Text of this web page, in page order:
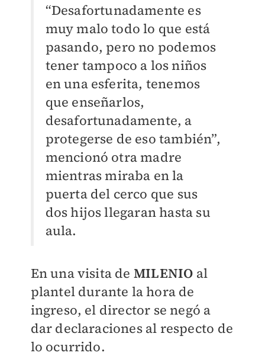
“Desafortunadamente es
muy malo todo lo que está
pasando, pero no podemos
tener tampoco a los niños
en una esferita, tenemos
que enseñarlos,
desafortunadamente, a
protegerse de eso también”,
mencionó otra madre
mientras miraba en la
puerta del cerco que sus
dos hijos llegaran hasta su
aula.
En una visita de MILENIO al
plantel durante la hora de
ingreso, el director se negó a
dar declaraciones al respecto de
lo ocurrido.